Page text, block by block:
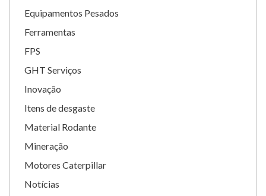
Equipamentos Pesados
Ferramentas
FPS
GHT Serviços
Inovação
Itens de desgaste
Material Rodante
Mineração
Motores Caterpillar
Notícias